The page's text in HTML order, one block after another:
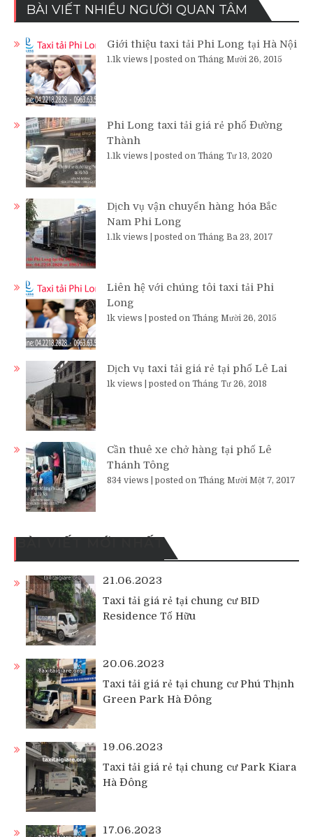
BÀI VIẾT NHIỀU NGƯỜI QUAN TÂM
Giới thiệu taxi tải Phi Long tại Hà Nội
1.1k views posted on Tháng Mười 26, 2015
Phi Long taxi tải giá rẻ phố Đường
Thành
1.1k views posted on Tháng Tư 13, 2020
Dịch vụ vận chuyển hàng hóa Bắc
Nam Phi Long
1.1k views posted on Tháng Ba 23, 2017
Liên hệ với chúng tôi taxi tải Phi
Long
1k views posted on Tháng Mười 26, 2015
Dịch vụ taxi tải giá rẻ tại phố Lê Lai
1k views posted on Tháng Tư 26, 2018
Cần thuê xe chở hàng tại phố Lê
Thánh Tông
834 views posted on Tháng Mười Một 7, 2017
BÀI VIẾT MỚI NHẤT
21.06.2023
Taxi tải giá rẻ tại chung cư BID
Residence Tố Hữu
20.06.2023
Taxi tải giá rẻ tại chung cư Phú Thịnh
Green Park Hà Đông
19.06.2023
Taxi tải giá rẻ tại chung cư Park Kiara
Hà Đông
17.06.2023